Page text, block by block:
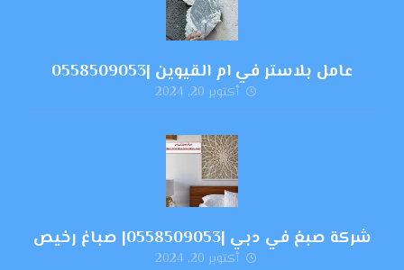
عامل بلاستر في ام القيوين |0558509053
أكتوبر 20, 2024
شركة صبغ في دبي |0558509053| صباغ رخيص
أكتوبر 20, 2024